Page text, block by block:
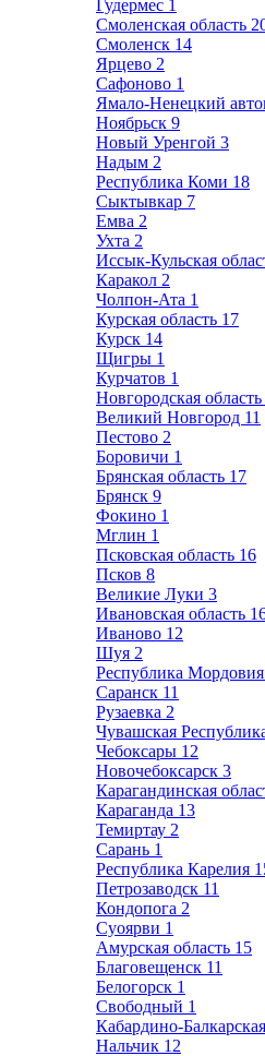
Гудермес 1
Смоленская область
Смоленск 14
Ярцево 2
Сафоново 1
Ямало-Ненецкий
Ноябрьск 9
Новый Уренгой 3
Надым 2
Республика Коми 18
Сыктывкар 7
Емва 2
Ухта 2
Иссык-Кульская
Каракол 2
Чолпон-Ата 1
Курская область 17
Курск 14
Щигры 1
Курчатов 1
Новгородская область
Великий Новгород 11
Пестово 2
Боровичи 1
Брянская область 17
Брянск 9
Фокино 1
Мглин 1
Псковская область 16
Псков 8
Великие Луки 3
Ивановская область
Иваново 12
Шуя 2
Республика Мордовия
Саранск 11
Рузаевка 2
Чувашская
Чебоксары 12
Новочебоксарск 3
Карагандинская
Караганда 13
Темиртау 2
Сарань 1
Республика Карелия
Петрозаводск 11
Кондопога 2
Суоярви 1
Амурская область 15
Благовещенск 11
Белогорск 1
Свободный 1
Кабардино-
Нальчик 12